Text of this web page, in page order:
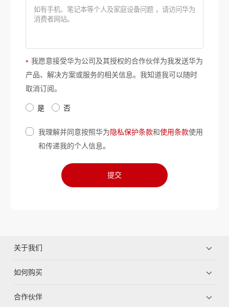
* 我愿意接受华为公司及其授权的合作伙伴为我发送华为
产品、解决方案或服务的相关信息。我知道我可以随时
取消订阅。
是 否
我理解并同意按照华为隐私保护条款和使用条款使用
和传递我的个人信息。
提交
关于我们
如何购买
合作伙伴